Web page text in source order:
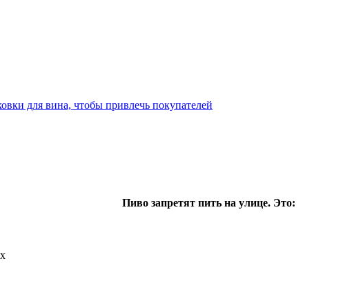
для вина, чтобы привлечь покупателей
Пиво запретят пить на улице. Это: